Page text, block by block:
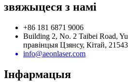
звяжыцеся з намі
+86 181 6871 9006
Building 2, No. 2 Taibei Road,
правінцыя Цзянсу, Кітай,
info@aeonlaser.com
Інфармацыя